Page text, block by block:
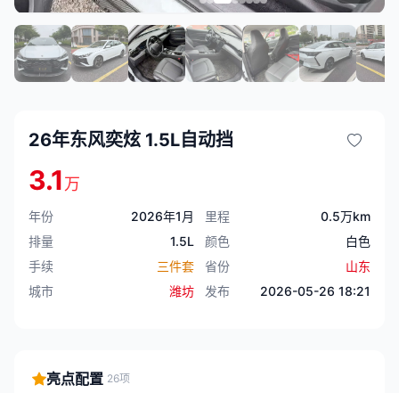
26年东风奕炫 1.5L自动挡
3.1万
年份 2026年1月 里程
0.5万km
排量
1.5L 颜色
白色
手续
三件套 省份
山东
城市
潍坊 发布 2026-05-26 18:21
亮点配置 26项